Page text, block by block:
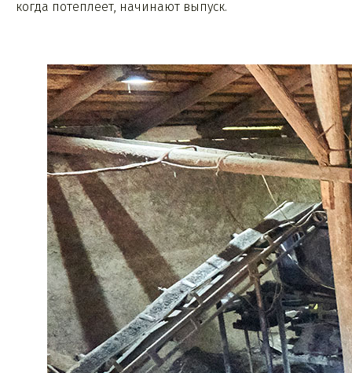
когда потеплеет, начинают выпуск.